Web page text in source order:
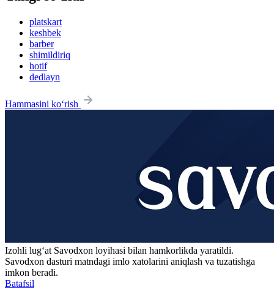
platskart
keshbek
barber
shimildiriq
hotif
dedlayn
Hammasini ko‘rish
Izohli lugʻat Savodxon loyihasi bilan hamkorlikda yaratildi.
Savodxon dasturi matndagi imlo xatolarini aniqlash va tuzatishga
imkon beradi.
Batafsil